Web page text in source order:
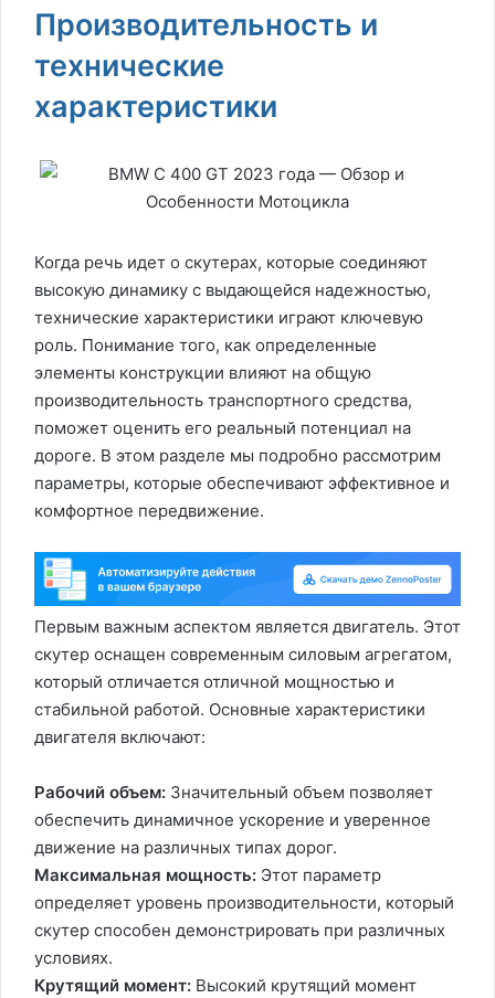
Производительность и
технические
характеристики
Когда речь идет о скутерах, которые соединяют
высокую динамику с выдающейся надежностью,
технические характеристики играют ключевую
роль. Понимание того, как определенные
элементы конструкции влияют на общую
производительность транспортного средства,
поможет оценить его реальный потенциал на
дороге. В этом разделе мы подробно рассмотрим
параметры, которые обеспечивают эффективное и
комфортное передвижение.
Первым важным аспектом является двигатель. Этот
скутер оснащен современным силовым агрегатом,
который отличается отличной мощностью и
стабильной работой. Основные характеристики
двигателя включают:
Рабочий объем: Значительный объем позволяет
обеспечить динамичное ускорение и уверенное
движение на различных типах дорог.
Максимальная мощность: Этот параметр
определяет уровень производительности, который
скутер способен демонстрировать при различных
условиях.
Крутящий момент: Высокий крутящий момент